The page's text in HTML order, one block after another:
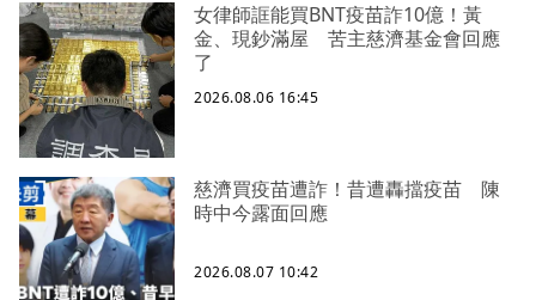
女律師誆能買BNT疫苗詐10億！黃
金、現鈔滿屋 苦主慈濟基金會回應
了
2026.08.06 16:45
慈濟買疫苗遭詐！昔遭轟擋疫苗 陳
時中今露面回應
2026.08.07 10:42